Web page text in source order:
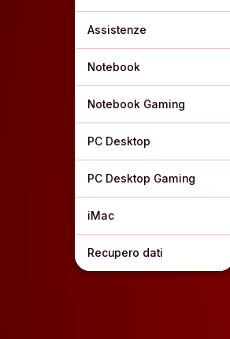
Assistenze
Notebook
Notebook Gaming
PC Desktop
PC Desktop Gaming
iMac
Recupero dati